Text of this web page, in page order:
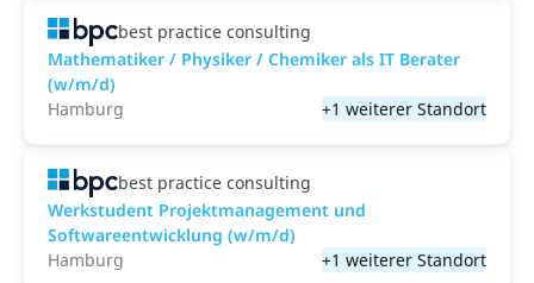
best practice consulting
Mathematiker / Physiker / Chemiker als IT Berater
(w/m/d)
Hamburg
+1 weiterer Standort
best practice consulting
Werkstudent Projektmanagement und
Softwareentwicklung (w/m/d)
Hamburg
+1 weiterer Standort